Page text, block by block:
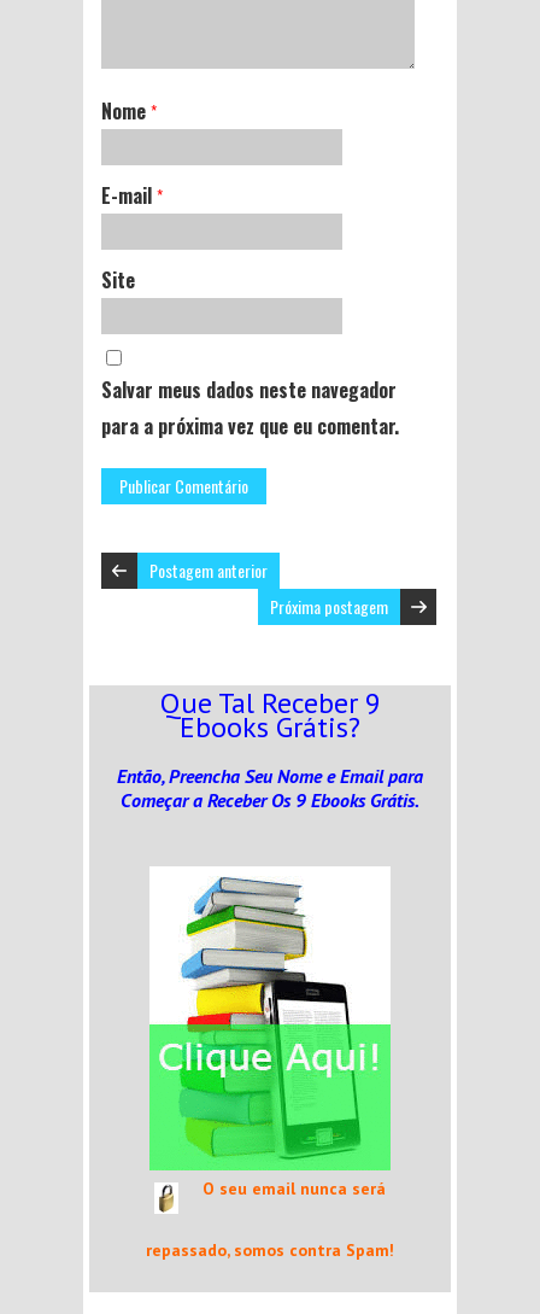
Nome *
E-mail *
Site
Salvar meus dados neste navegador
para a próxima vez que eu comentar.
Postagem anterior
Próxima postagem
Que Tal Receber 9
Ebooks Grátis?
Então, Preencha Seu Nome e Emailpara
Começar a Receber Os 9 Ebooks Grátis.
O seu email nunca será
repassado, somos contra Spam!